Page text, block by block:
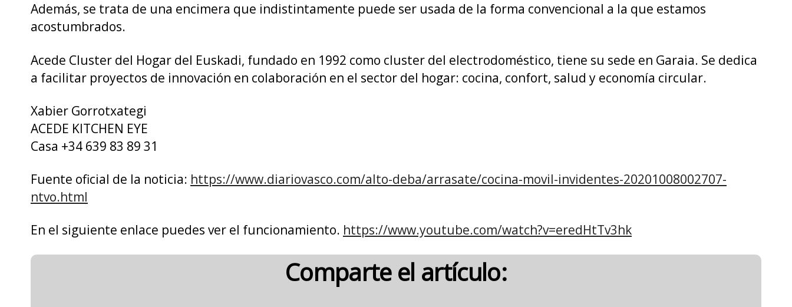
Además, se trata de una encimera que indistintamente puede ser usada de la forma convencional a la que estamos
acostumbrados.
Acede Cluster del Hogar del Euskadi, fundado en 1992 como cluster del electrodoméstico, tiene su sede en Garaia. Se dedica
a facilitar proyectos de innovación en colaboración en el sector del hogar: cocina, confort, salud y economía circular.
Xabier Gorrotxategi
ACEDE KITCHEN EYE
Casa +34 639 83 89 31
Fuente oficial de la noticia: https://www.diariovasco.com/alto-deba/arrasate/cocina-movil-invidentes-20201008002707-
ntvo.html
En el siguiente enlace puedes ver el funcionamiento. https://www.youtube.com/watch?v=eredHtTv3hk
Comparte el artículo: